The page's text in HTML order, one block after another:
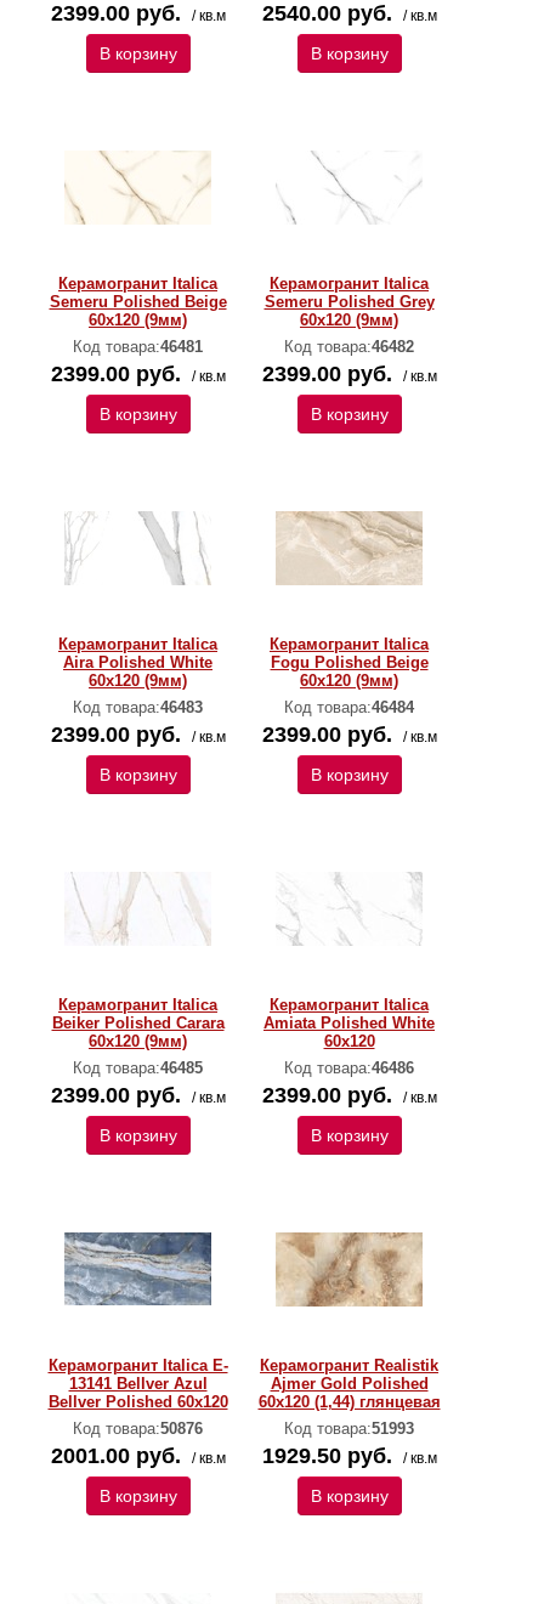
2399.00 руб. / кв.м
В корзину
2540.00 руб. / кв.м
В корзину
Керамогранит Italica
Semeru Polished Beige
60х120 (9мм)
Код товара:46481
2399.00 руб. / кв.м
В корзину
Керамогранит Italica
Semeru Polished Grey
60х120 (9мм)
Код товара:46482
2399.00 руб. / кв.м
В корзину
Керамогранит Italica
Aira Polished White
60х120 (9мм)
Код товара:46483
2399.00 руб. / кв.м
В корзину
Керамогранит Italica
Fogu Polished Beige
60х120 (9мм)
Код товара:46484
2399.00 руб. / кв.м
В корзину
Керамогранит Italica
Beiker Polished Carara
60х120 (9мм)
Код товара:46485
2399.00 руб. / кв.м
В корзину
Керамогранит Italica
Amiata Polished White
60х120
Код товара:46486
2399.00 руб. / кв.м
В корзину
Керамогранит Italica E-
13141 Bellver Azul
Bellver Polished 60х120
Код товара:50876
2001.00 руб. / кв.м
В корзину
Керамогранит Realistik
Ajmer Gold Polished
60x120 (1,44) глянцевая
Код товара:51993
1929.50 руб. / кв.м
В корзину